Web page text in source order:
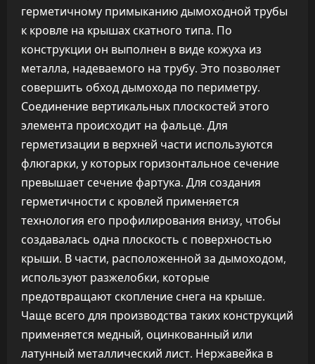
герметичному примыканию дымоходной трубы
к кровле на крышах скатного типа. По
конструкции он выполнен в виде кожуха из
металла, надеваемого на трубу. Это позволяет
совершить обход дымохода по периметру.
Соединение вертикальных плоскостей этого
элемента происходит на фальце. Для
герметизации в верхней части используются
флюгарки, у которых горизонтальное сечение
превышает сечение фартука. Для создания
герметичности с кровлей применяется
технология его профилирования внизу, чтобы
создавалась одна плоскость с поверхностью
крыши. В части, расположенной за дымоходом,
используют разжелобки, которые
предотвращают скопление снега на крыше.
Чаще всего для производства таких конструкций
применяется медный, оцинкованный или
латунный металлический лист. Нержавейка в